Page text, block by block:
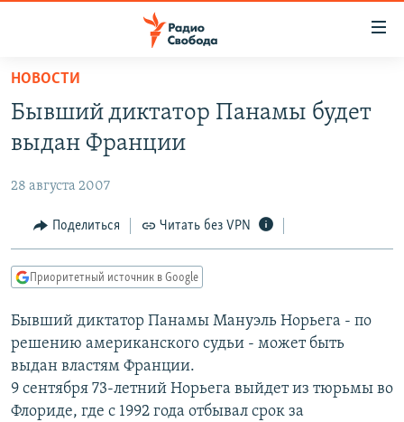
упрощенного
доступа
основному
Вернутся
главной
навигации
Вернутся
поиску
ПОДКАСТЫ
АВТОРСКИЕ ПРОЕКТЫ
ЦИТАТЫ СВОБОДЫ
МНЕНИЯ
IDEL.РЕАЛИИ
КАВКАЗ.РЕАЛИИ
СЕВЕР.РЕАЛИИ
СИБИРЬ.РЕАЛИИ
НОВОСТИ
Бывший диктатор Панамы будет
выдан Франции
28 августа 2007
Поделиться Читать без VPN
Приоритетный источник в Google
Бывший диктатор Панамы Мануэль Норьега - по
решению американского судьи - может быть
выдан властям Франции.
9 сентября 73-летний Норьега выйдет из тюрьмы во
Флориде, где с 1992 года отбывал срок за